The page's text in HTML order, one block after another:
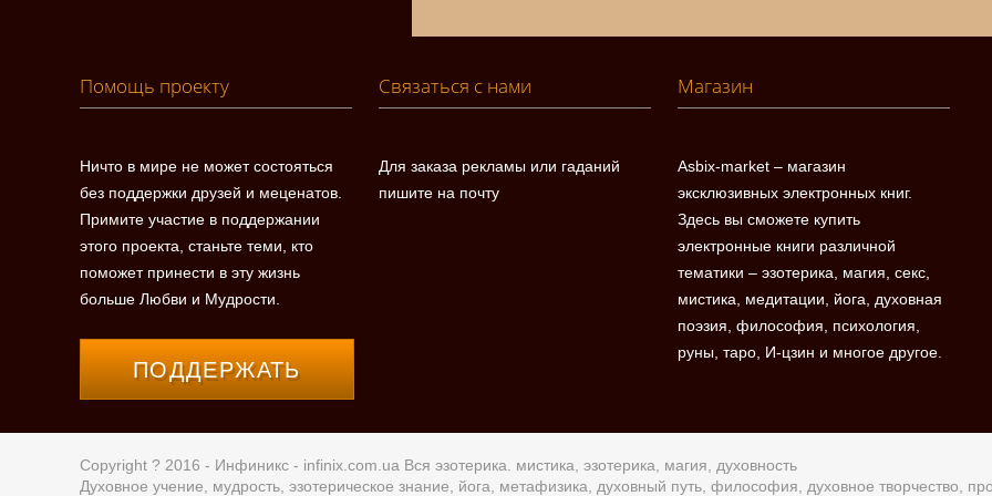
Помощь проекту
Ничто в мире не может состояться
без поддержки друзей и меценатов.
Примите участие в поддержании
этого проекта, станьте теми, кто
поможет принести в эту жизнь
больше Любви и Мудрости.
ПОДДЕРЖАТЬ
Связаться с нами
Для заказа рекламы или гаданий
пишите на почту
Магазин
Asbix-market – магазин
эксклюзивных электронных книг.
Здесь вы сможете купить
электронные книги различной
тематики – эзотерика, магия, секс,
мистика, медитации, йога, духовная
поэзия, философия, психология,
руны, таро, И-цзин и многое другое.
Copyright ? 2016 - Инфиникс - infinix.com.ua Вся эзотерика. мистика, эзотерика, магия, духовность
Духовное учение, мудрость, эзотерическое знание, йога, метафизика, духовный путь, философия, духовное творчество,